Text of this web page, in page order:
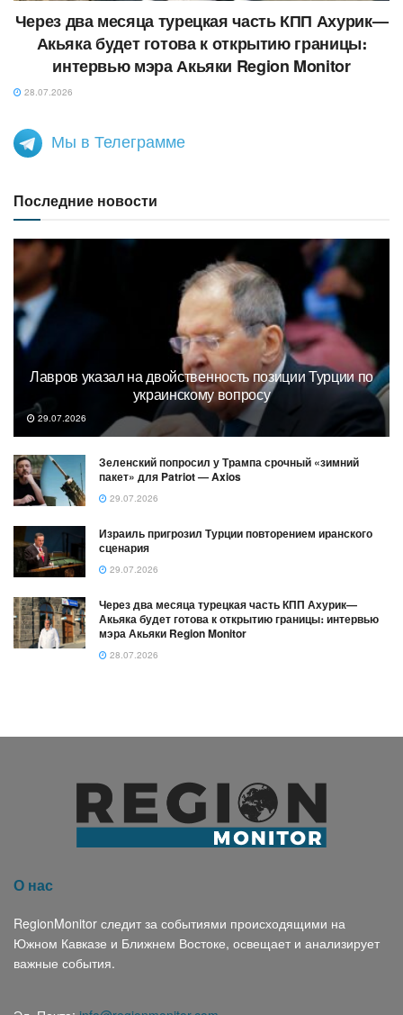
Через два месяца турецкая часть КПП Ахурик—
Акьяка будет готова к открытию границы։
интервью мэра Акьяки Region Monitor
28.07.2026
Мы в Телеграмме
Последние новости
Лавров указал на двойственность позиции Турции по
украинскому вопросу
29.07.2026
Зеленский попросил у Трампа срочный «зимний
пакет» для Patriot — Axios
29.07.2026
Израиль пригрозил Турции повторением иранского
сценария
29.07.2026
Через два месяца турецкая часть КПП Ахурик—
Акьяка будет готова к открытию границы։ интервью
мэра Акьяки Region Monitor
28.07.2026
О нас
RegionMonitor следит за событиями происходящими на
Южном Кавказе и Ближнем Востоке, освещает и анализирует
важные события.